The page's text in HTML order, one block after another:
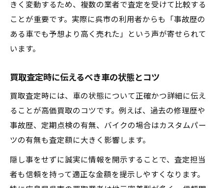
きく変動するため、複数の業者で査定を受けて比較する
ことが重要です。実際に呉市の利用者からも「事故歴の
ある車でも予想より高く売れた」という声が寄せられて
います。
買取査定時に伝えるべき車の状態とコツ
買取査定時には、車の状態について正確かつ詳細に伝え
ることが高価買取のコツです。例えば、過去の修理歴や
事故歴、定期点検の有無、バイクの場合はカスタムパー
ツの有無も査定額に大きく影響します。
隠し事をせずに誠実に情報を開示することで、査定担当
者も信頼を持って適正な金額を提示しやすくなります。